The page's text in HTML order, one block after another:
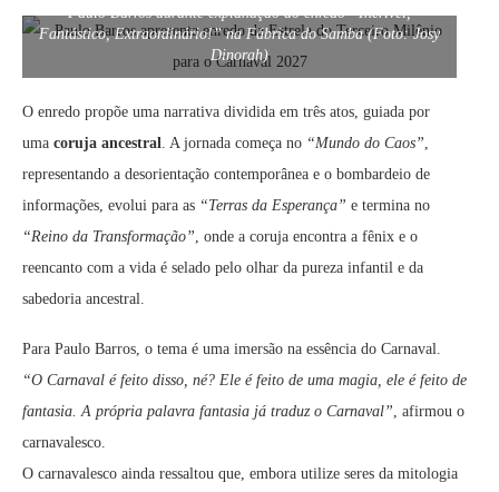
Paulo Barros durante explanação do enredo “Incrível,
Fantástico, Extraordinário!” na Fábrica do Samba (Foto: Josy
Dinorah)
O enredo propõe uma narrativa dividida em três atos, guiada por
uma coruja ancestral. A jornada começa no “Mundo do Caos”,
representando a desorientação contemporânea e o bombardeio de
informações, evolui para as “Terras da Esperança” e termina no
“Reino da Transformação”, onde a coruja encontra a fênix e o
reencanto com a vida é selado pelo olhar da pureza infantil e da
sabedoria ancestral.
Para Paulo Barros, o tema é uma imersão na essência do Carnaval.
“O Carnaval é feito disso, né? Ele é feito de uma magia, ele é feito de
fantasia. A própria palavra fantasia já traduz o Carnaval”, afirmou o
carnavalesco.
O carnavalesco ainda ressaltou que, embora utilize seres da mitologia